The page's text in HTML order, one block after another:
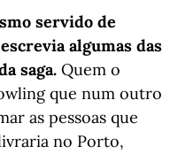
servido de
algumas das
saga. Quem o
que num outro
as pessoas que
no Porto,